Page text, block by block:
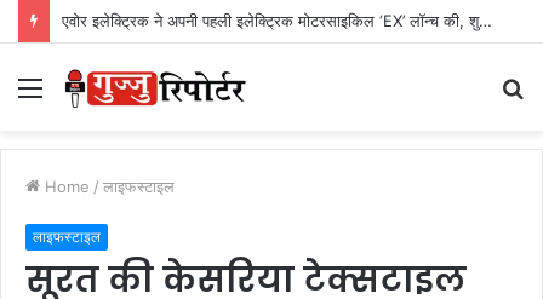
एवोर इलेक्ट्रिक ने अपनी पहली इलेक्ट्रिक मोटरसाइकिल ‘EX’ लॉन्च की, शुरुआती कीमत Rs. 1,24,999
Menu
Home / लाइफस्टाइल
लाइफस्टाइल
सूरत की केसरिया टेक्सटाइल